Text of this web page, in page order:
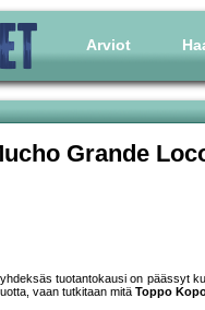
Arviot
Grande
tuotantokausi on päässyt
vaan tutkitaan mitä Toppo